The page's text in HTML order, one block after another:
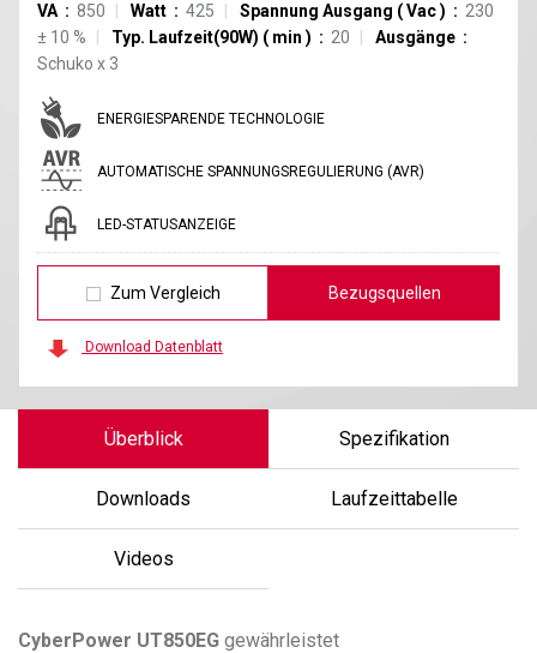
VA 850 Watt 425 Spannung Ausgang (Vac)
230
± 10 % Typ. Laufzeit(90W) ( min ) 20
Ausgänge
Schuko x 3
ENERGIESPARENDE TECHNOLOGIE
AUTOMATISCHE SPANNUNGSREGULIERUNG (AVR)
LED-STATUSANZEIGE
Zum Vergleich Bezugsquellen
Download Datenblatt
Überblick Spezifikation
Downloads Laufzeittabelle
Videos
CyberPower UT850EG gewährleistet